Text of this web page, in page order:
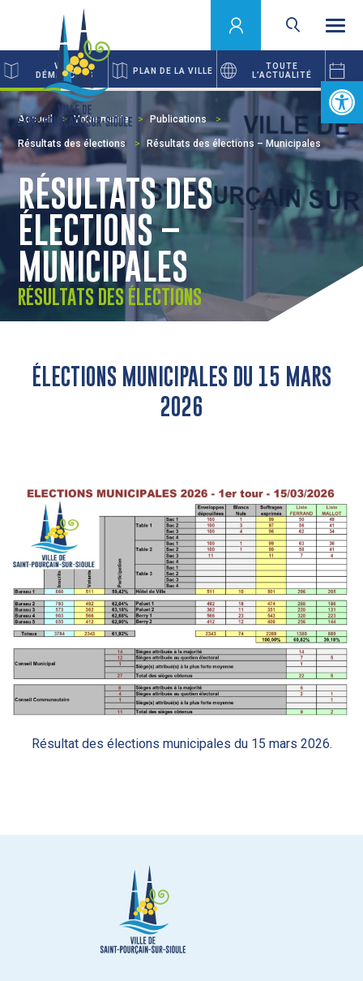
Ouvrir
VOS
DÉMARCHES
PLAN DE LA VILLE
TOUTE
L’ACTUALITÉ
Accueil Votre mairie Publications
Résultats des élections Résultats des élections – Municipales
RÉSULTATS DES
ÉLECTIONS –
MUNICIPALES
RÉSULTATS DES ÉLECTIONS
ÉLECTIONS MUNICIPALES DU 15 MARS
2026
Résultat des élections municipales du 15 mars 2026.